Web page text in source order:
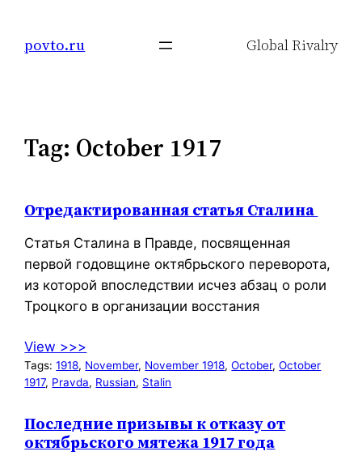
povto.ru Global Rivalry
Tag: October 1917
Отредактированная статья Сталина
Статья Сталина в Правде, посвященная
первой годовщине октябрьского переворота,
из которой впоследствии исчез абзац о роли
Троцкого в организации восстания
View >>>
Tags:1918, November, November 1918, October, October
1917, Pravda, Russian, Stalin
Последние призывы к отказу от
октябрьского мятежа 1917 года